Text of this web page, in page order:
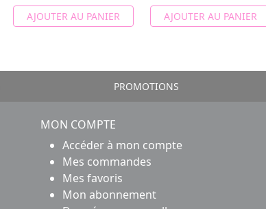
AJOUTER AU PANIER AJOUTER AU PANIER
PROMOTIONS
MON COMPTE
Accéder à mon compte
Mes commandes
Mes favoris
Mon abonnement